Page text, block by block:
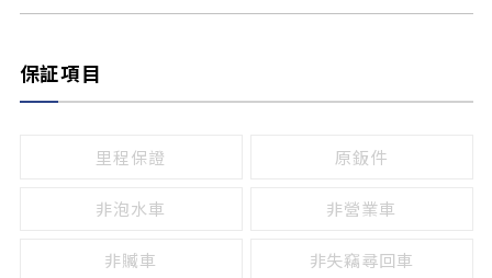
無
有
頭燈光源
保証項目
里程保證 原鈑件
非泡水車 非營業車
非贓車 非失竊尋回車